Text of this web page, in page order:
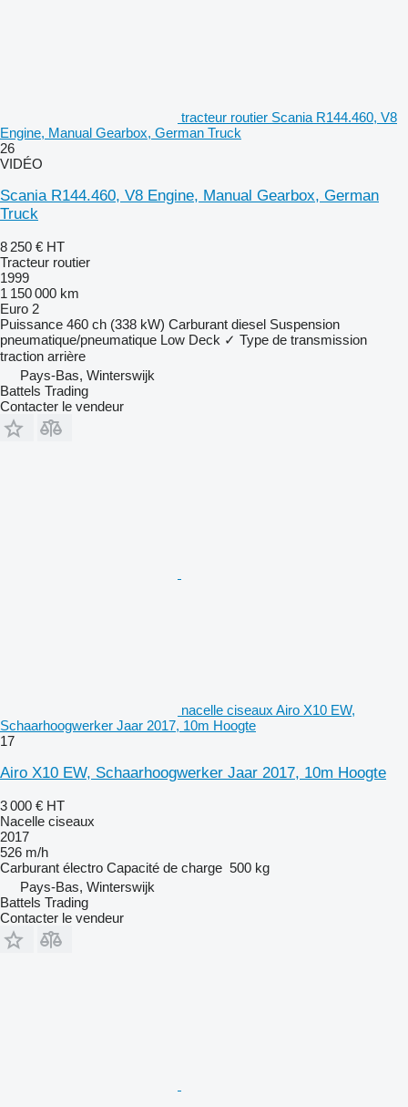
tracteur routier Scania R144.460, V8
Engine, Manual Gearbox, German Truck
26
VIDÉO
Scania R144.460, V8 Engine, Manual Gearbox, German
Truck
8 250 € HT
Tracteur routier
1999
1 150 000 km
Euro 2
Puissance 460 ch (338 kW) Carburant diesel Suspension
pneumatique/pneumatique Low Deck ✓ Type de transmission
traction arrière
Pays-Bas, Winterswijk
Battels Trading
Contacter le vendeur
nacelle ciseaux Airo X10 EW,
Schaarhoogwerker Jaar 2017, 10m Hoogte
17
Airo X10 EW, Schaarhoogwerker Jaar 2017, 10m Hoogte
3 000 € HT
Nacelle ciseaux
2017
526 m/h
Carburant électro Capacité de charge 500 kg
Pays-Bas, Winterswijk
Battels Trading
Contacter le vendeur